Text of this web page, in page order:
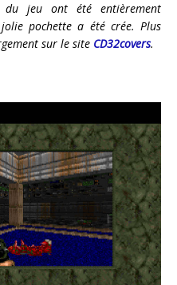
du jeu ont été entièrement
pochette a été crée. Plus
sur le site CD32covers.